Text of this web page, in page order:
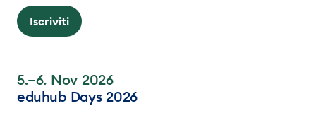
Iscriviti
5.–6. Nov 2026
eduhub Days 2026